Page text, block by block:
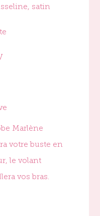
satin
Marlène
votre buste en
le volant
vos bras.